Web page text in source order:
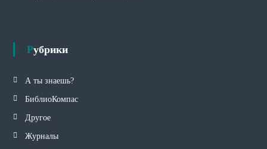
Рубрики
А ты знаешь?
БиблиоКомпас
Другое
Журналы